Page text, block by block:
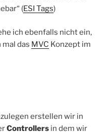
(ESI Tags)
ich ebenfalls nicht ein,
das MVC Konzept im
erstellen wir in
Controllers in dem wir